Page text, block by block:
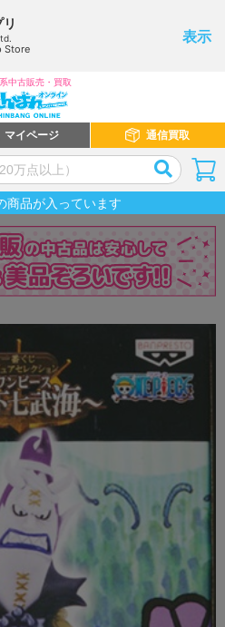
Store
表示
中古販売・買取
マイページ 通信買取
商品が入っています